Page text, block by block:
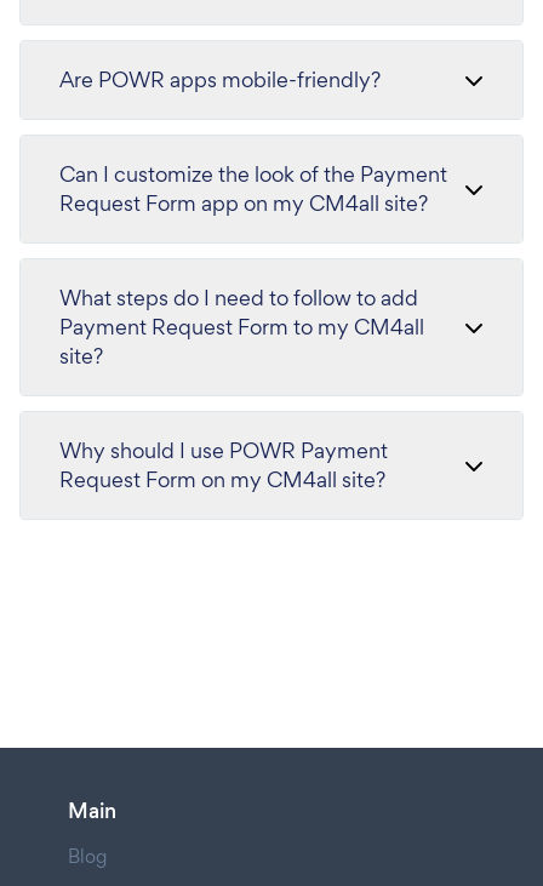
Are POWR apps mobile-friendly?
Can I customize the look of the Payment
Request Form app on my CM4all site?
What steps do I need to follow to add
Payment Request Form to my CM4all
site?
Why should I use POWR Payment
Request Form on my CM4all site?
Main
Blog